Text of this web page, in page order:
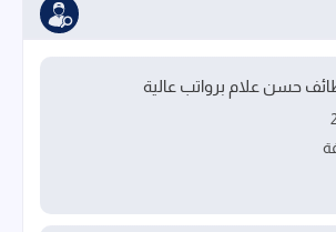
حسن علام برواتب عالية